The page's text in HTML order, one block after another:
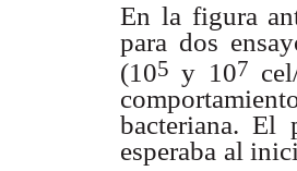
En la figura
para dos
(105 y 107
bacteriana. El
esperaba al